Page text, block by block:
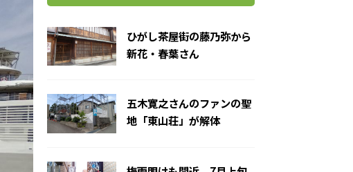
ひがし茶屋街の藤乃弥から
新花・春葉さん
五木寛之さんのファンの聖
地「東山荘」が解体